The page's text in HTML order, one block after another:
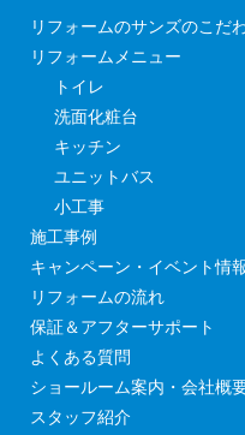
リフォームのサンズのこだ
リフォームメニュー
トイレ
洗面化粧台
キッチン
ユニットバス
小工事
施工事例
キャンペーン・イベント情
リフォームの流れ
保証＆アフターサポート
よくある質問
ショールーム案内・会社概
スタッフ紹介